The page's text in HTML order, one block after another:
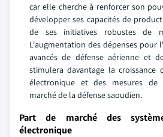
car elle cherche à renforcer son
développer ses capacités de
de ses initiatives robustes de
L'augmentation des dépenses pour
avancés de défense aérienne et
stimulera davantage la croissance
électronique et des mesures de
marché de la défense saoudien.
Part de marché des
électronique